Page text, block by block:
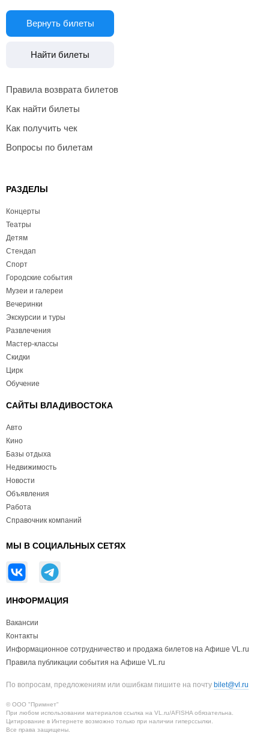
Вернуть билеты
Найти билеты
Правила возврата билетов
Как найти билеты
Как получить чек
Вопросы по билетам
РАЗДЕЛЫ
Концерты
Театры
Детям
Стендап
Спорт
Городские события
Музеи и галереи
Вечеринки
Экскурсии и туры
Развлечения
Мастер-классы
Скидки
Цирк
Обучение
САЙТЫ ВЛАДИВОСТОКА
Авто
Кино
Базы отдыха
Недвижимость
Новости
Объявления
Работа
Справочник компаний
МЫ В СОЦИАЛЬНЫХ СЕТЯХ
ИНФОРМАЦИЯ
Вакансии
Контакты
Информационное сотрудничество и продажа билетов на Афише VL.ru
Правила публикации события на Афише VL.ru
По вопросам, предложениям или ошибкам пишите на почту bilet@vl.ru
© ООО "Примнет"
При любом использовании материалов ссылка на VL.ru/AFISHA обязательна.
Цитирование в Интернете возможно только при наличии гиперссылки.
Все права защищены.